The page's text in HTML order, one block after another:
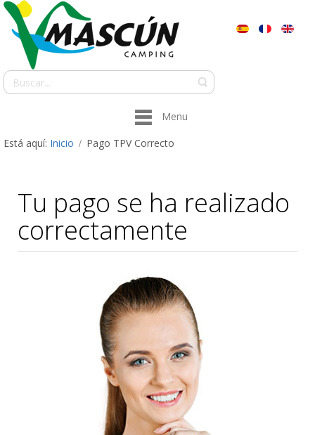
Menu
Está aquí: Inicio Pago TPV Correcto
Tu pago se ha realizado
correctamente